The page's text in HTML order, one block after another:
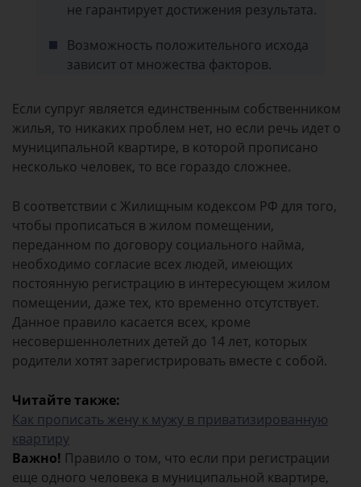
не гарантирует достижения результата.
Возможность положительного исхода
зависит от множества факторов.
Если супруг является единственным собственником
жилья, то никаких проблем нет, но если речь идет о
муниципальной квартире, в которой прописано
несколько человек, то все гораздо сложнее.
В соответствии с Жилищным кодексом РФ для того,
чтобы прописаться в жилом помещении,
переданном по договору социального найма,
необходимо согласие всех людей, имеющих
постоянную регистрацию в интересующем жилом
помещении, даже тех, кто временно отсутствует.
Данное правило касается всех, кроме
несовершеннолетних детей до 14 лет, которых
родители хотят зарегистрировать вместе с собой.
Читайте также:
Как прописать жену к мужу в приватизированную
квартиру
Важно! Правило о том, что если при регистрации
еще одного человека в муниципальной квартире,